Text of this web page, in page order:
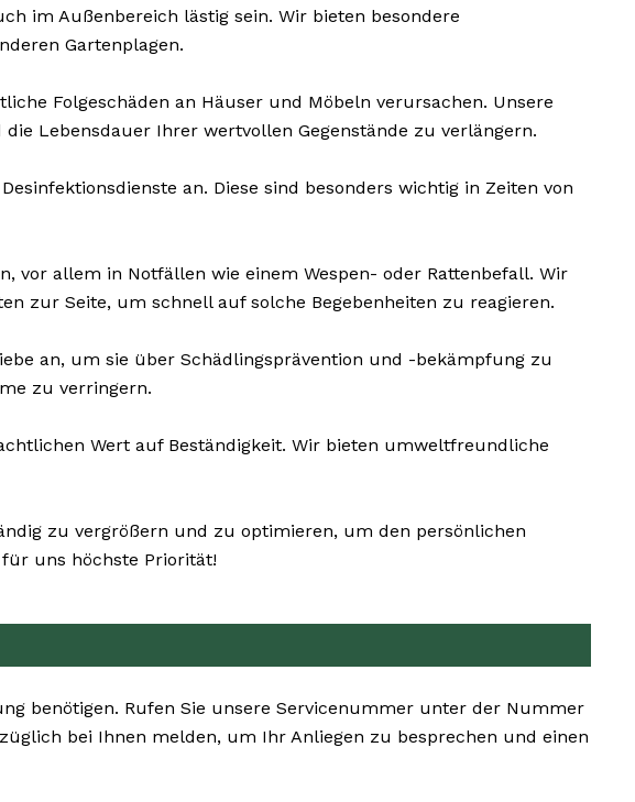
im Außenbereich lästig sein. Wir bieten besondere
Gartenplagen.
Folgeschäden an Häuser und Möbeln verursachen. Unsere
Lebensdauer Ihrer wertvollen Gegenstände zu verlängern.
an. Diese sind besonders wichtig in Zeiten von
vor allem in Notfällen wie einem Wespen- oder Rattenbefall. Wir
zur Seite, um schnell auf solche Begebenheiten zu reagieren.
an, um sie über Schädlingsprävention und -bekämpfung zu
zu verringern.
Wert auf Beständigkeit. Wir bieten umweltfreundliche
zu vergrößern und zu optimieren, um den persönlichen
uns höchste Priorität!
benötigen. Rufen Sie unsere Servicenummer unter der Nummer
bei Ihnen melden, um Ihr Anliegen zu besprechen und einen